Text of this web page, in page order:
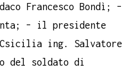
Francesco Bondì; –
– il presidente
ing. Salvatore
del soldato di